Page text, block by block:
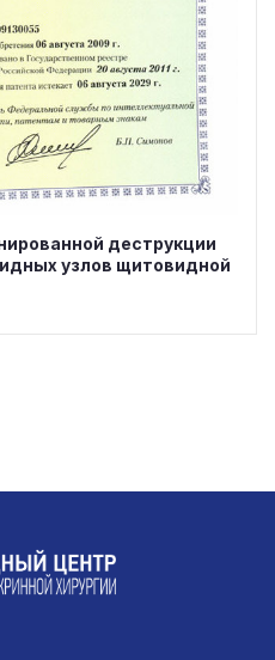
деструкции
узлов щитовидной